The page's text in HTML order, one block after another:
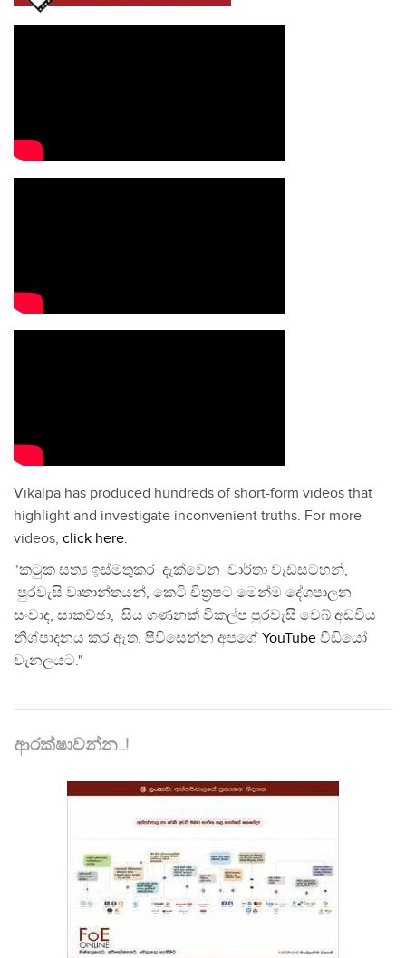
Vikalpa has produced hundreds of short-form videos that
highlight and investigate inconvenient truths. For more
videos, click here.
"කටුක සත්‍ය ඉස්මතුකර දැක්වෙන වාර්තා වැඩසටහන්,
පුරවැසි වෘතාන්තයන්, කෙටි චිත්‍රපට මෙන්ම දේශපාලන
සංවාද, සාකච්ඡා, සිය ගණනක් විකල්ප පුරවැසි වෙබ් අඩවිය
නිශ්පාදනය කර ඇත. පිවිසෙන්න අපගේ YouTube වීඩියෝ
චැනලයට."
ආරක්ෂාවන්න..!